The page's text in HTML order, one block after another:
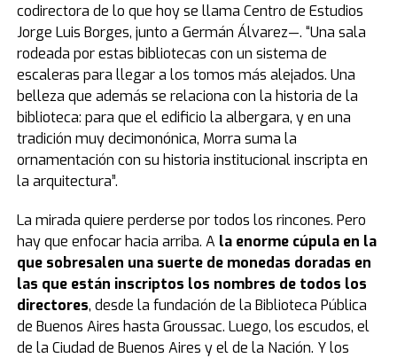
codirectora de lo que hoy se llama Centro de Estudios
Jorge Luis Borges, junto a Germán Álvarez—. “Una sala
rodeada por estas bibliotecas con un sistema de
escaleras para llegar a los tomos más alejados. Una
belleza que además se relaciona con la historia de la
biblioteca: para que el edificio la albergara, y en una
tradición muy decimonónica, Morra suma la
ornamentación con su historia institucional inscripta en
la arquitectura”.
La mirada quiere perderse por todos los rincones. Pero
hay que enfocar hacia arriba. A la enorme cúpula en la
que sobresalen una suerte de monedas doradas en
las que están inscriptos los nombres de todos los
directores, desde la fundación de la Biblioteca Pública
de Buenos Aires hasta Groussac. Luego, los escudos, el
de la Ciudad de Buenos Aires y el de la Nación. Y los